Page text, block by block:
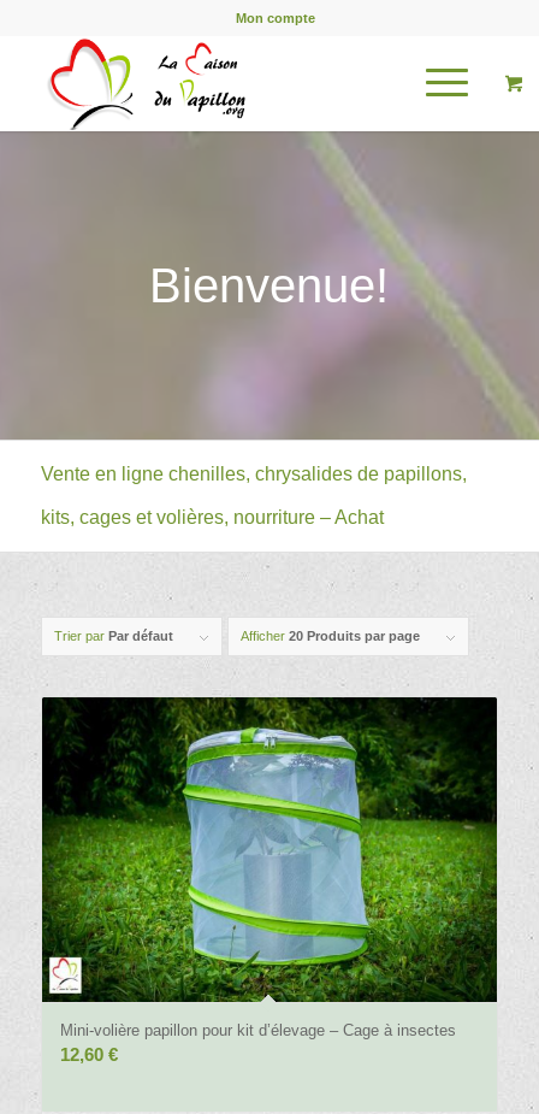
Mon compte
Bienvenue!
Vente en ligne chenilles, chrysalides de papillons,
kits, cages et volières, nourriture – Achat
Trier par Par défaut Afficher 20 Produits par page
Mini-volière papillon pour kit d’élevage – Cage à insectes
12,60 €